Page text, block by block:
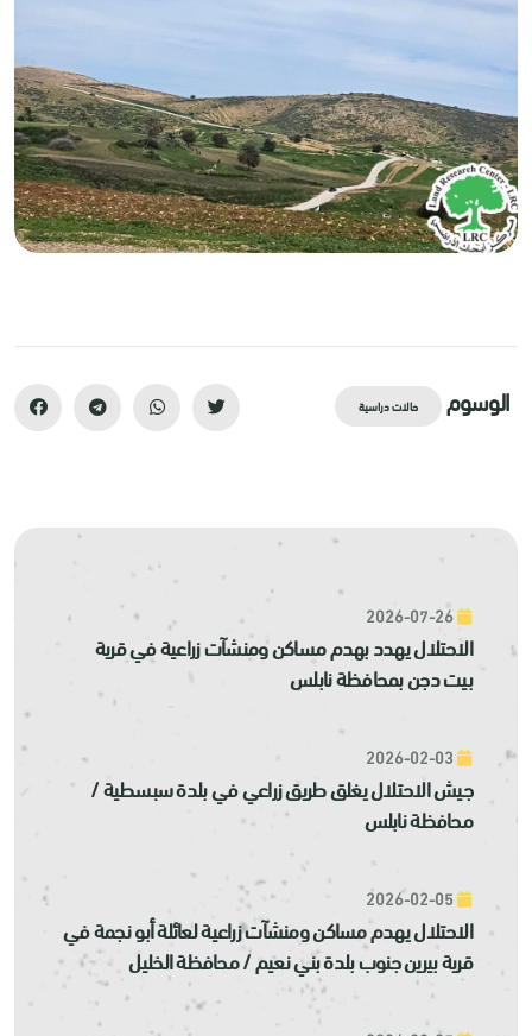
الوسوم حالات دراسية
الاحتلال يهدد بهدم مساكن ومنشآت زراعية في قرية
بيت دجن بمحافظة نابلس
جيش الاحتلال يغلق طريق زراعي في بلدة سبسطية /
محافظة نابلس
الاحتلال يهدم مساكن ومنشآت زراعية لعائلة أبو نجمة في
قرية بيرين جنوب بلدة بني نعيم / محافظة الخليل